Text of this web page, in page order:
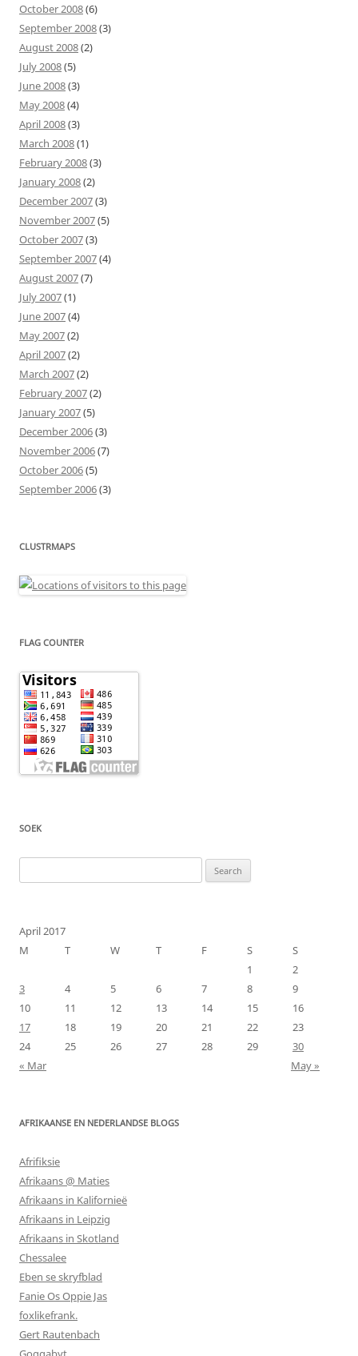
October 2008(6)
September 2008(3)
August 2008(2)
July 2008(5)
June 2008(3)
May 2008(4)
April 2008(3)
March 2008(1)
February 2008(3)
January 2008(2)
December 2007(3)
November 2007(5)
October 2007(3)
September 2007(4)
August 2007(7)
July 2007(1)
June 2007(4)
May 2007(2)
April 2007(2)
March 2007(2)
February 2007(2)
January 2007(5)
December 2006(3)
November 2006(7)
October 2006(5)
September 2006(3)
CLUSTRMAPS
FLAG COUNTER
SOEK
for:
April 2017
M
T W T F S
S
1
2
3
4 5 6 7 8
9
10
11 12 13 14 15
16
17
18 19 20 21 22
23
24
25 26 27 28 29
30
« Mar
May »
AFRIKAANSE EN NEDERLANDSE BLOGS
Afrifiksie
Afrikaans @ Maties
Afrikaans in Kalifornieë
Afrikaans in Leipzig
Afrikaans in Skotland
Chessalee
Eben se skryfblad
Fanie Os Oppie Jas
foxlikefrank.
Gert Rautenbach